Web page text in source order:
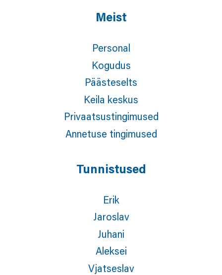
Meist
Personal
Kogudus
Päästeselts
Keila keskus
Privaatsustingimused
Annetuse tingimused
Tunnistused
Erik
Jaroslav
Juhani
Aleksei
Vjatseslav